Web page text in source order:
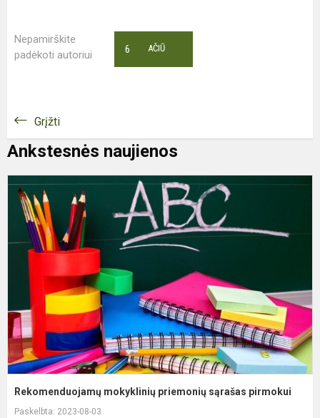
Nepamirškite
padėkoti autoriui
AČIŪ
6
Grįžti
Ankstesnės naujienos
Rekomenduojamų mokyklinių priemonių sąrašas pirmokui
Paskelbta: 2023-08-03